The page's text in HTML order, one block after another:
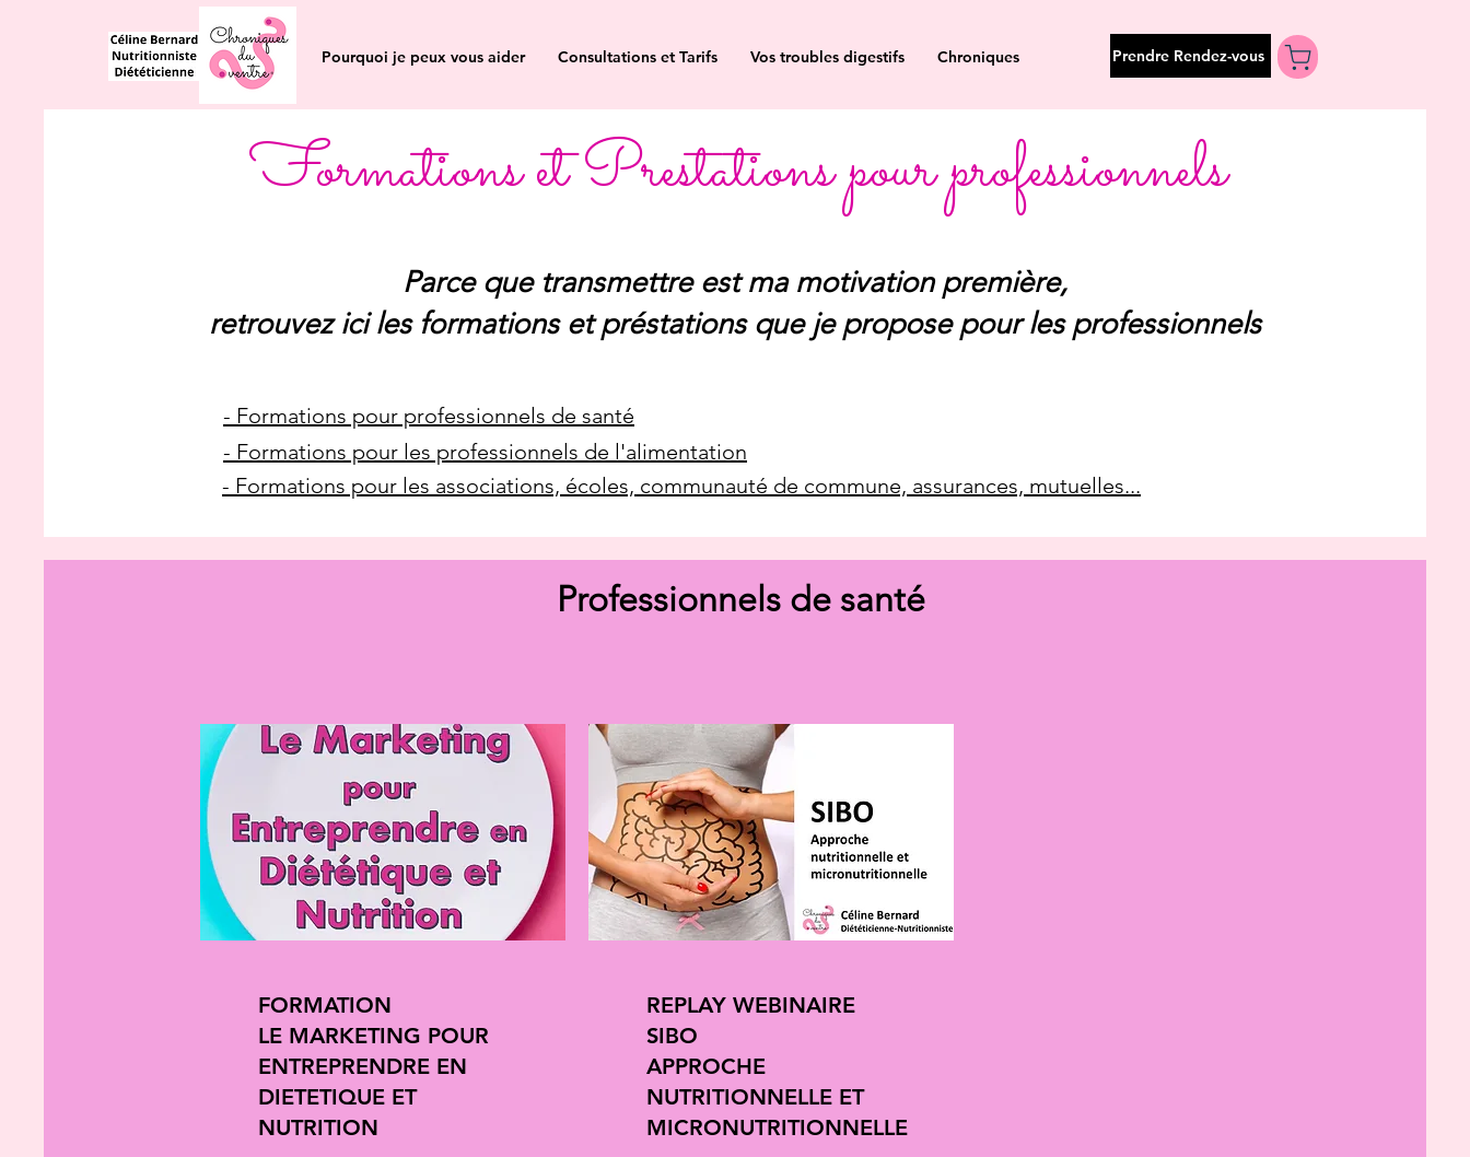
Pourquoi je peux vous aider Consultations et Tarifs Vos troubles digestifs Chroniques Prendre Rendez-vous
Formations et Prestations pour professionnels
Parce que transmettre est ma motivation première,
retrouvez ici les formations et préstations que je propose pour les professionnels
- Formations pour professionnels de santé
- Formations pour les professionnels de l'alimentation
- Formations pour les associations, écoles, communauté de commune, assurances, mutuelles...
Professionnels de santé
FORMATION
LE MARKETING POUR
ENTREPRENDRE EN
DIETETIQUE ET
NUTRITION
REPLAY WEBINAIRE
SIBO
APPROCHE
NUTRITIONNELLE ET
MICRONUTRITIONNELLE